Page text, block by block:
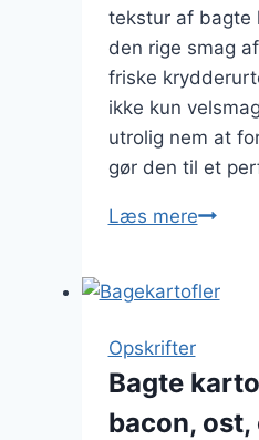
tekstur af bagte
den rige smag
friske
ikke kun
utrolig nem at
gør den til et
Læs mereBagte
Opskrifter
Bagte
bacon, ost,